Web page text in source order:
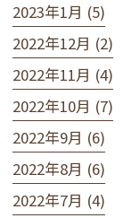
2023年1月 (5)
2022年12月 (2)
2022年11月 (4)
2022年10月 (7)
2022年9月 (6)
2022年8月 (6)
2022年7月 (4)